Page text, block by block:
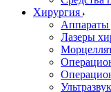
Хирургия
Аппараты
Лазеры